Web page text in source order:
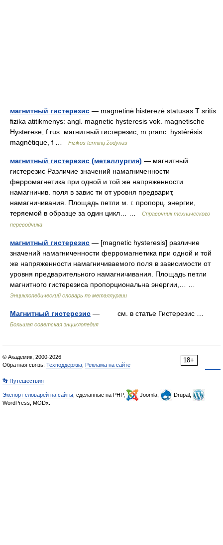
магнитный гистерезис — magnetinė histerezė statusas T sritis
fizika atitikmenys: angl. magnetic hysteresis vok. magnetische
Hysterese, f rus. магнитный гистерезис, m pranc. hystérésis
magnétique, f …
Fizikos terminų žodynas
магнитный гистерезис (металлургия) — магнитный
гистерезис Различие значений намагниченности
ферромагнетика при одной и той же напряженности
намагничив. поля в завис ти от уровня предварит,
намагничивания. Площадь петли м. г. пропорц. энергии,
теряемой в образце за один цикл… …
Справочник технического
переводчика
магнитный гистерезис — [magnetic hysteresis] различие
значений намагниченности ферромагнетика при одной и той
же напряженности намагничиваемого поля в зависимости от
уровня предварительного намагничивания. Площадь петли
магнитного гистерезиса пропорциональна энергии,… …
Энциклопедический словарь по металлургии
Магнитный гистерезис — см. в статье Гистерезис …
Большая советская энциклопедия
18+
© Академик, 2000-2026
Обратная связь: Техподдержка Реклама на сайте
👣 Путешествия
Экспорт словарей на сайты , сделанные на PHP, Joomla,
Drupal,
WordPress, MODx.